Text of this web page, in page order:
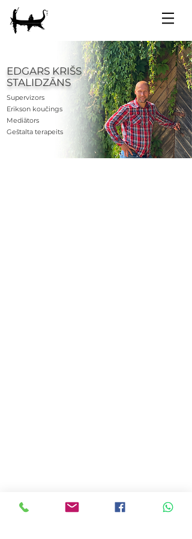
EDGARS KRIŠS
STALIDZĀNS
Supervizors
Erikson koučings
Mediātors
Geštalta terapeits